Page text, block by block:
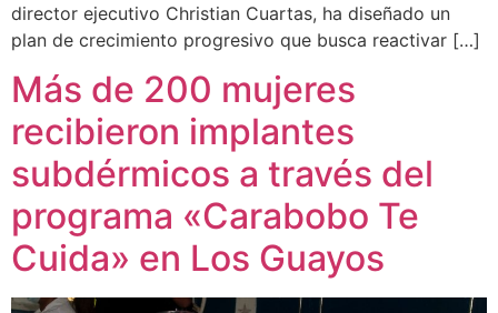
director ejecutivo Christian Cuartas, ha diseñado un
plan de crecimiento progresivo que busca reactivar […]
Más de 200 mujeres
recibieron implantes
subdérmicos a través del
programa «Carabobo Te
Cuida» en Los Guayos